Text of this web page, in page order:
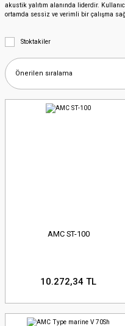
akustik yalıtım alanında liderdir.
ortamda sessiz ve verimli bir çalışma
Stoktakiler
AMC ST-100
10.272,34 TL